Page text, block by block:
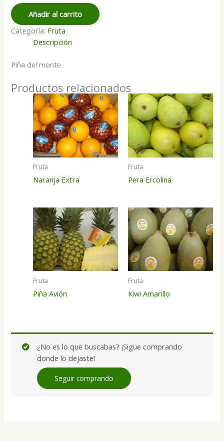
cantidadAñadir al carrito
Categoría: Fruta
Descripción
Piña del monte
Productos relacionados
Fruta
Naranja Extra
Fruta
Pera Ercolina
Fruta
Piña Avión
Fruta
Kiwi Amarillo
Seguir comprando
¿No es lo que buscabas? ¡Sigue comprando
donde lo dejaste!